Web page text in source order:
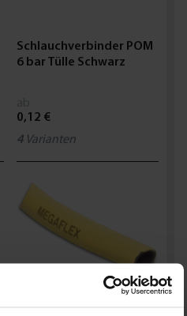
Schlauchverbinder POM
6 bar Tülle Schwarz
0,12 €
4 Varianten